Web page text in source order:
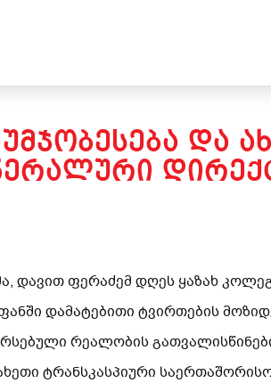
ᲓᲐ
ფერაძემ დღეს ყაზახ
დამატებითი ტვირთების
რეალობის
ტრანსკასპიური